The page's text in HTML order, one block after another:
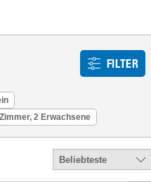
FILTER
2 Erwachsene
Beliebteste